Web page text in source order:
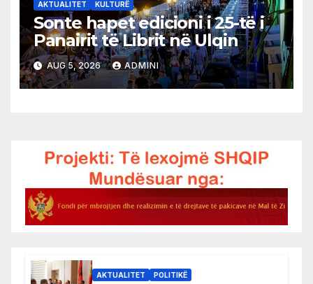
AKTUALITET KULTURË
Sonte hapet edicioni i 25-të i
Panairit të Librit në Ulqin
AUG 5, 2026 ADMINI
AKTUALITET POLITIKË